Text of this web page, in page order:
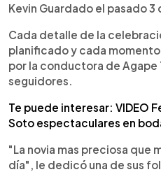
Kevin Guardado el pasado 3
Cada detalle de la
planificado y cada
por la conductora de Agape
seguidores.
Te puede interesar: VIDEO
Soto espectaculares en
"La novia mas preciosa que
día", le dedicó una de sus